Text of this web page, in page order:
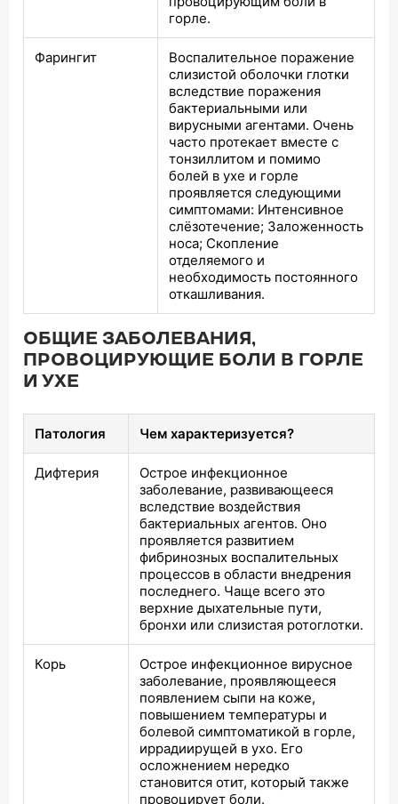
горле.
Фарингит
Воспалительное поражение
слизистой оболочки глотки
вследствие поражения
бактериальными или
вирусными агентами. Очень
часто протекает вместе с
тонзиллитом и помимо
болей в ухе и горле
проявляется следующими
симптомами: Интенсивное
слёзотечение; Заложенность
носа; Скопление
отделяемого и
необходимость постоянного
откашливания.
ОБЩИЕ ЗАБОЛЕВАНИЯ,
ПРОВОЦИРУЮЩИЕ БОЛИ В ГОРЛЕ
И УХЕ
Патология Чем характеризуется?
Дифтерия
Острое инфекционное
заболевание, развивающееся
вследствие воздействия
бактериальных агентов. Оно
проявляется развитием
фибринозных воспалительных
процессов в области внедрения
последнего. Чаще всего это
верхние дыхательные пути,
бронхи или слизистая ротоглотки.
Корь
Острое инфекционное вирусное
заболевание, проявляющееся
появлением сыпи на коже,
повышением температуры и
болевой симптоматикой в горле,
иррадиирущей в ухо. Его
осложнением нередко
становится отит, который также
провоцирует боли.